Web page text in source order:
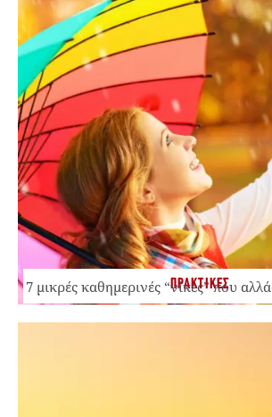
ΠΡΑΚΤΙΚΕΣ
7 μικρές καθημερινές “νίκες” που